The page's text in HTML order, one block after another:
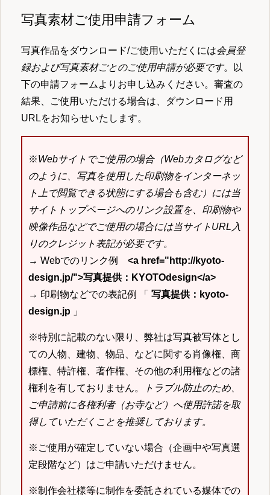
写真素材ご使用申請フォーム
写真作品をダウンロード/ご使用いただくには会員登
録および写真素材ごとのご使用申請が必要です。以
下の申請フォームよりお申し込みください。審査の
結果、ご使用いただける場合は、ダウンロード用
URLをお知らせいたします。
※Webサイトでご使用の場合（Webカタログなど
のように、写真を使用した印刷物をインターネッ
ト上で閲覧できる状態にする場合も含む）には当
サイトトップページへのリンク設置を、印刷物や
映像作品などでご使用の場合には当サイトURL入
りのクレジット表記が必要です。
→ Webでのリンク例 <a href="http://kyoto-
design.jp/">写真提供：KYOTOdesign</a>
→ 印刷物などでの表記例 「 写真提供：kyoto-
design.jp 」
※特別に記載のない限り、弊社は写真被写体とし
ての人物、建物、物品、などに関する肖像権、商
標権、特許権、著作権、その他の利用権などの諸
権利を有しておりません。
トラブル防止のため、
ご申請前に各権利者（お寺など）へ使用許諾を取
得していただくことを推奨しております。
※ご使用が確定していない場合（企画中や写真選
定段階など）はご申請いただけません。
※制作会社様等に制作を委託されている媒体での